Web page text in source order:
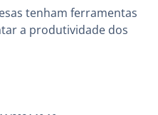
tenham ferramentas
a produtividade dos